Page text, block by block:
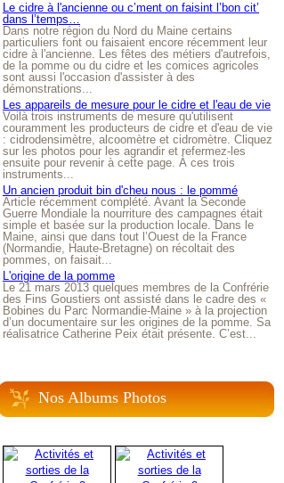
Le cidre à l'ancienne ou c’ment on faisint l’bon cit’
dans l’temps…
Dans notre région du Nord du Maine certains
particuliers font ou faisaient encore récemment leur
cidre à l'ancienne. Les fêtes des métiers d'autrefois,
de la pomme ou du cidre et les comices agricoles
sont aussi l'occasion d'assister à des
démonstrations...
Les appareils de mesure pour le cidre et l'eau de vie
Voilà trois instruments de mesure qu'utilisent
couramment les producteurs de cidre et d'eau de vie
: cidrodensimètre, alcoomètre et cidromètre. Cliquez
sur les photos pour les agrandir et refermez-les
ensuite pour revenir à cette page. À ces trois
instruments...
Un ancien produit bin d'cheu nous : le pommé
Article récemment complété. Avant la Seconde
Guerre Mondiale la nourriture des campagnes était
simple et basée sur la production locale. Dans le
Maine, ainsi que dans tout l’Ouest de la France
(Normandie, Haute-Bretagne) on récoltait des
pommes, on faisait...
L'origine de la pomme
Le 21 mars 2013 quelques membres de la Confrérie
des Fins Goustiers ont assisté dans le cadre des «
Bobines du Parc Normandie-Maine » à la projection
d’un documentaire sur les origines de la pomme. Sa
réalisatrice Catherine Peix était présente. C’est...
Nos Albums Photos